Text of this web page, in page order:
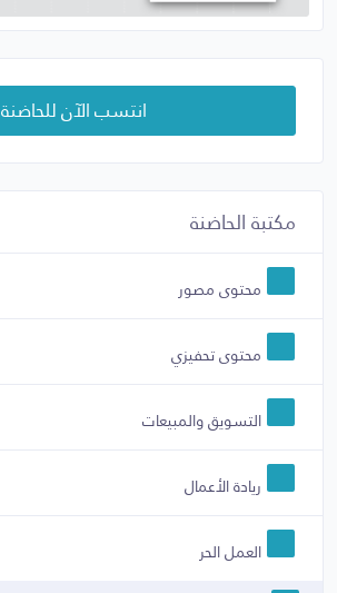
انتسب الآن للحاضنة
مكتبة الحاضنة
محتوى مصور
محتوى تحفيزي
التسويق والمبيعات
ريادة الأعمال
العمل الحر